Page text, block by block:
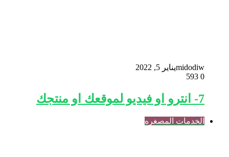
midodiwيناير 5, 2022
0
7- انترو او فيديو لموقعك او منتجك
الخدمات المصغره